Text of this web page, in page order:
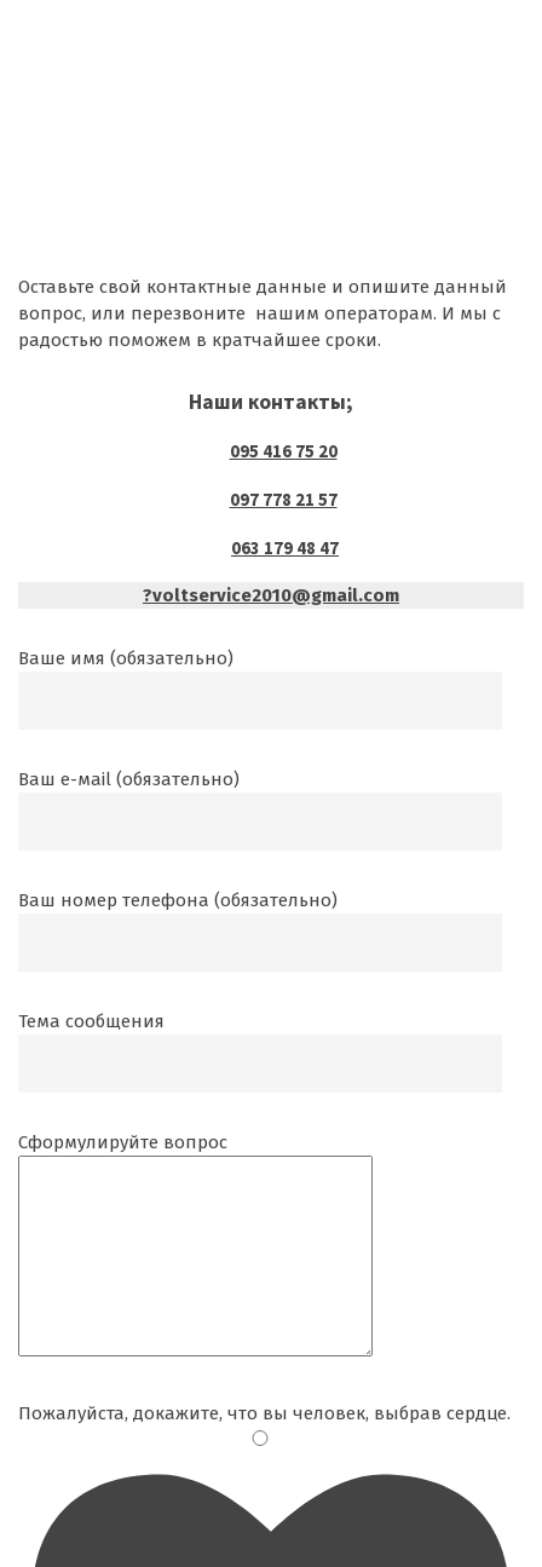
Оставьте свой контактные данные и опишите данный
вопрос, или перезвоните нашим операторам. И мы с
радостью поможем в кратчайшее сроки.
Наши контакты;
095 416 75 20
097 778 21 57
063 179 48 47
?voltservice2010@gmail.com
Ваше имя (обязательно)
Ваш е-маil (обязательно)
Ваш номер телефона (обязательно)
Тема сообщения
Сформулируйте вопрос
Пожалуйста, докажите, что вы человек, выбрав сердце.